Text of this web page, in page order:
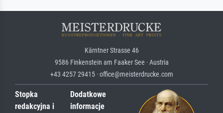
Kärntner Strasse 46
9586 Finkenstein am Faaker See · Austria
+43 4257 29415 · office@meisterdrucke.com
Stopka
redakcyjna i
Dodatkowe
informacje